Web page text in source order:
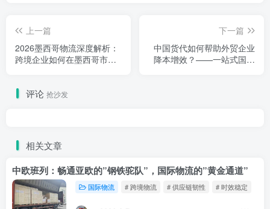
上一篇
2026墨西哥物流深度解析：
跨境企业如何在墨西哥市场
下一篇
中国货代如何帮助外贸企业
降本增效？——一站式国际
评论 抢沙发
相关文章
中欧班列：畅通亚欧的”钢铁驼队”，国际物流的”黄金通道”
国际物流 # 跨境物流 # 供应链韧性 # 时效稳定